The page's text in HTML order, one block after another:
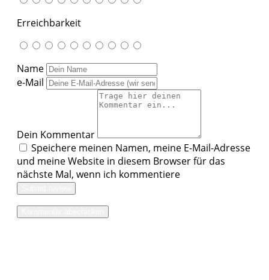
Erreichbarkeit
Name
e-Mail
Dein Kommentar
Speichere meinen Namen, meine E-Mail-Adresse
und meine Website in diesem Browser für das
nächste Mal, wenn ich kommentiere